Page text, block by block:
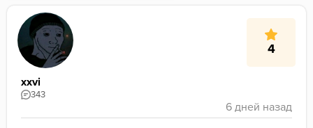
4
xxvi
343